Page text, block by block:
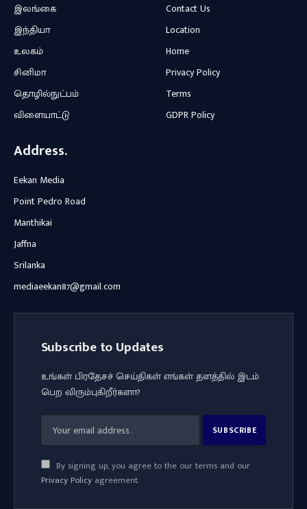
இலங்கை
இந்தியா
உலகம்
சினிமா
தொழில்நுட்பம்
விளையாட்டு
Contact Us
Location
Home
Privacy Policy
Terms
GDPR Policy
Address.
Eekan Media
Point Pedro Road
Manthikai
Jaffna
Srilanka
mediaeekan87@gmail.com
Subscribe to Updates
உங்கள் பிரதேசச் செய்திகள் எங்கள் தளத்தில் இடம்
பெற விரும்புகிறீர்களா?
By signing up, you agree to the our terms and our
Privacy Policyagreement.